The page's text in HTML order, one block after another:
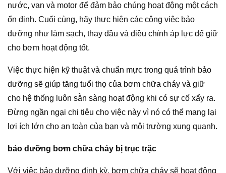
nước, van và motor để đảm bảo chúng hoạt động một cách
ổn định. Cuối cùng, hãy thực hiện các công việc bảo
dưỡng như làm sạch, thay dầu và điều chỉnh áp lực để giữ
cho bơm hoạt động tốt.
Việc thực hiện kỹ thuật và chuẩn mực trong quá trình bảo
dưỡng sẽ giúp tăng tuổi thọ của bơm chữa cháy và giữ
cho hệ thống luôn sẵn sàng hoạt động khi có sự cố xẩy ra.
Đừng ngần ngại chi tiêu cho việc này vì nó có thể mang lại
lợi ích lớn cho an toàn của bạn và môi trường xung quanh.
bảo dưỡng bơm chữa cháy bị trục trặc
Với việc bảo dưỡng định kỳ, bơm chữa cháy sẽ hoạt động